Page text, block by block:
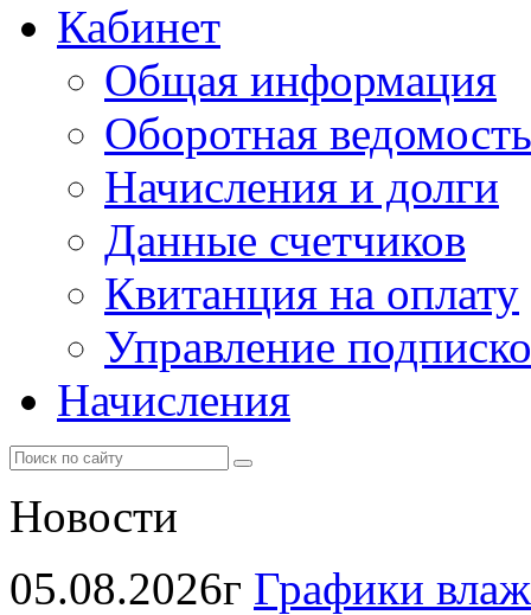
Кабинет
Общая информация
Оборотная ведомость
Начисления и долги
Данные счетчиков
Квитанция на оплату
Управление
Начисления
Новости
05.08.2026г Графики